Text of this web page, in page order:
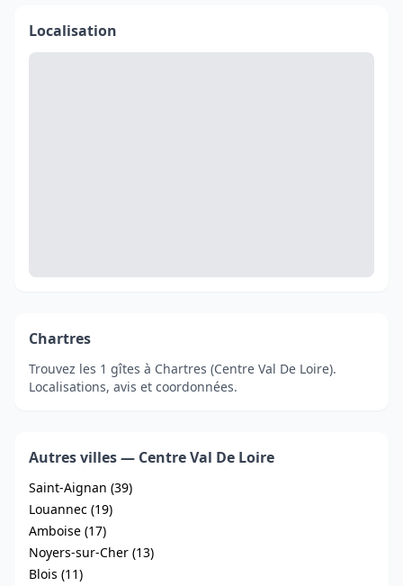
Localisation
Chartres
Trouvez les 1 gîtes à Chartres (Centre Val De Loire).
Localisations, avis et coordonnées.
Autres villes — Centre Val De Loire
Saint-Aignan (39)
Louannec (19)
Amboise (17)
Noyers-sur-Cher (13)
Blois (11)